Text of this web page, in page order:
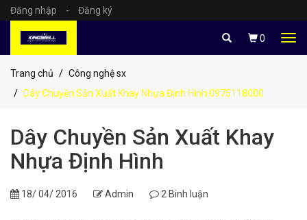
Đăng nhập - Đăng ký
0
Trang chủ
Công nghệ sx
Dây Chuyền Sản Xuất Khay Nhựa Định Hình 0975118000
Dây Chuyền Sản Xuất Khay
Nhựa Định Hình
18/ 04/ 2016 Admin 2 Binh luận